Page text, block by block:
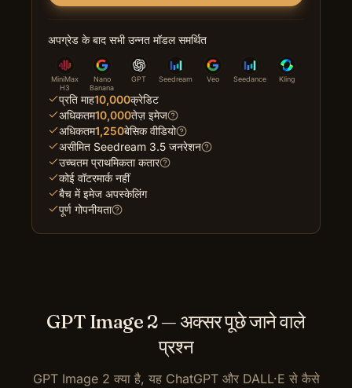
अपग्रेड के बाद सभी उन्नत मॉडल समर्थित
MiniMax
H3
Nano
Banana
GPT Seedream Veo Seedance Kling
प्रति माह10,000क्रेडिट
अधिकतम10,000तेज़ इमेज
अधिकतम1,250बेसिक वीडियो
असीमित Seedream 3.5 जनरेशन
उच्चतम प्राथमिकता कतार
कोई वॉटरमार्क नहीं
बैच में इमेज अपस्केलिंग
पूर्ण गोपनीयता
GPT Image 2 — अक्सर पूछे जाने वाले
प्रश्न
GPT Image 2 क्या है, यह ChatGPT और DALL·E से कैसे